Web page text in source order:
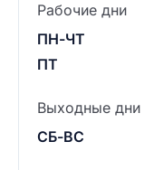
Рабочие дни
ПН-ЧТ
ПТ
Выходные дни
СБ-ВС